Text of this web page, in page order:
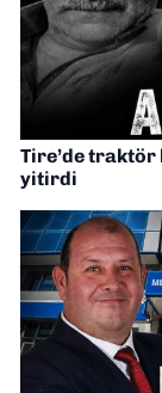
Tire’de traktör
yitirdi